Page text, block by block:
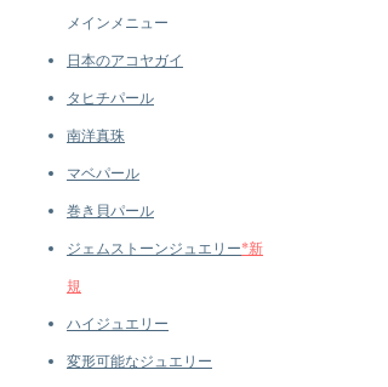
メインメニュー
日本のアコヤガイ
タヒチパール
南洋真珠
マベパール
巻き貝パール
ジェムストーンジュエリー*新
規
ハイジュエリー
変形可能なジュエリー